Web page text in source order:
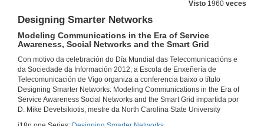
Visto 1960 veces
Designing Smarter Networks
Modeling Communications in the Era of Service
Awareness, Social Networks and the Smart Grid
Con motivo da celebración do Día Mundial das Telecomunicacións e
da Sociedade da Información 2012, a Escola de Enxeñería de
Telecomunicación de Vigo organiza a conferencia baixo o título
Designing Smarter Networks: Modeling Communications in the Era of
Service Awareness Social Networks and the Smart Grid impartida por
D. Mike Devetsikiotis, mestre da North Carolina State University